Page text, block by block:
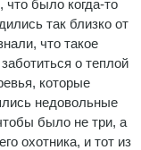
что было когда-то
так близко от
что такое
о теплой
которые
недовольные
было не три, а
охотника, и тот из